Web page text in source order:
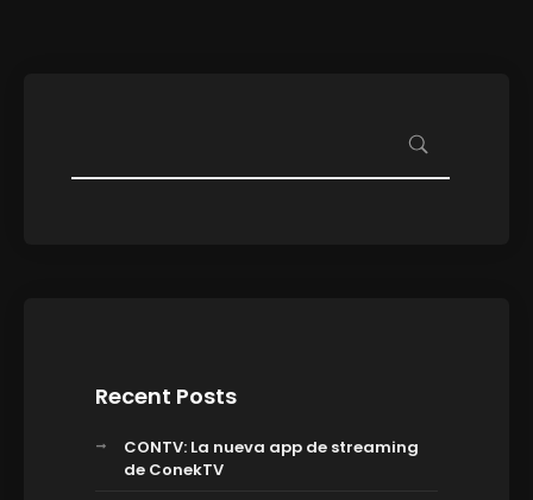
Recent Posts
CONTV: La nueva app de streaming
de ConekTV